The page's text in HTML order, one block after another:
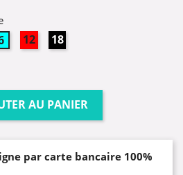
12mg 18mg
AU PANIER
par carte bancaire 100%